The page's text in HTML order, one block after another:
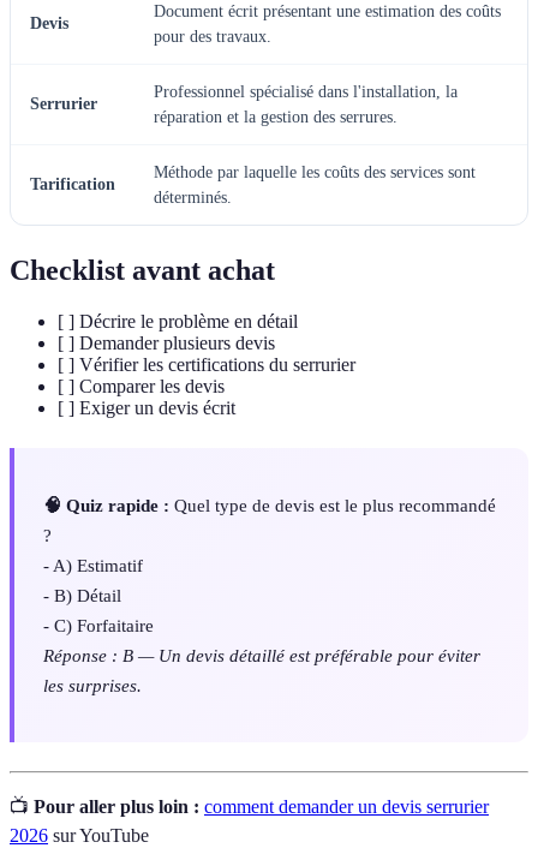
Devis
Document écrit présentant une estimation des coûts
pour des travaux.
Serrurier
Professionnel spécialisé dans l'installation, la
réparation et la gestion des serrures.
Tarification
Méthode par laquelle les coûts des services sont
déterminés.
Checklist avant achat
[ ] Décrire le problème en détail
[ ] Demander plusieurs devis
[ ] Vérifier les certifications du serrurier
[ ] Comparer les devis
[ ] Exiger un devis écrit
🧠 Quiz rapide : Quel type de devis est le plus recommandé
?
- A) Estimatif
- B) Détail
- C) Forfaitaire
Réponse : B — Un devis détaillé est préférable pour éviter
les surprises.
📺 Pour aller plus loin : comment demander un devis serrurier
2026 sur YouTube